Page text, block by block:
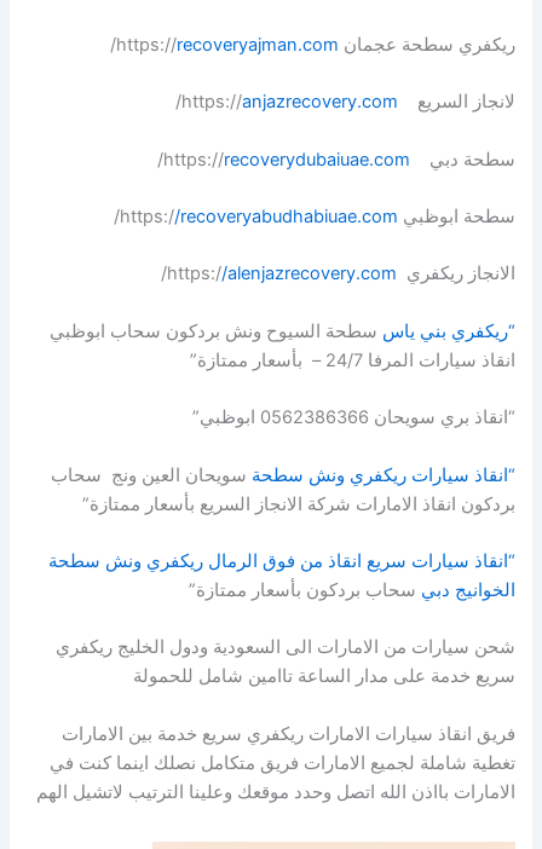
ريكفري سطحة عجمان https:// recoveryajman.com
/
لانجاز السريع https:// anjazrecovery.com
/
سطحة دبي https:// recoverydubaiuae.com
/
سطحة ابوظبي https:/ /recoveryabudhabiuae.com
/
الانجاز ريكفري https:/ /alenjazrecovery.com
/
“ريكفري بني ياس سطحة السيوح ونش بردكون سحاب ابوظبي
انقاذ سيارات المرفا 24/7 – بأسعار ممتازة”
“انقاذ بري سويحان 0562386366 ابوظبي”
“انقاذ سيارات ريكفري ونش سطحة سويحان العين ونج سحاب
بردكون انقاذ الامارات شركة الانجاز السريع بأسعار ممتازة”
“انقاذ سيارات سريع انقاذ من فوق الرمال ريكفري ونش سطحة
الخوانيج دبي سحاب بردكون بأسعار ممتازة”
شحن سيارات من الامارات الى السعودية ودول الخليج ريكفري
سريع خدمة على مدار الساعة تاامين شامل للحمولة
فريق انقاذ سيارات الامارات ريكفري سريع خدمة بين الامارات
تغطية شاملة لجميع الامارات فريق متكامل نصلك اينما كنت في
الامارات بااذن الله اتصل وحدد موقعك وعلينا الترتيب لاتشيل الهم